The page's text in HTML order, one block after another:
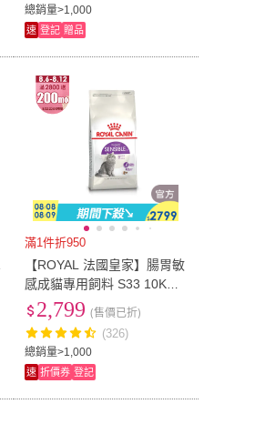
總銷量>1,000
速 登記 贈品
滿1件折950
【ROYAL 法國皇家】腸胃敏
感成貓專用飼料 S33 10KG
(貓乾糧 貓飼料)
總銷量>1,000
2,799 (售價已折)
(326)
速 折價券 登記